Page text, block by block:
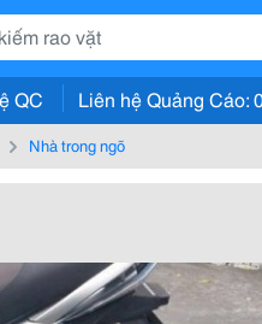
QC Liên hệ Quảng Cáo:
Nhà trong ngõ